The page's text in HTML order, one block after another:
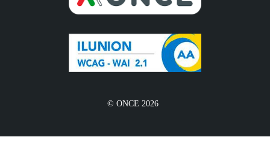
© ONCE 2026